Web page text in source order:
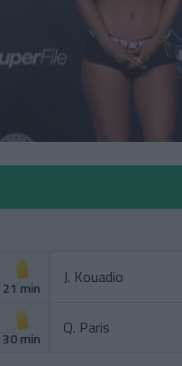
21 min
J. Kouadio
30 min
Q. Paris